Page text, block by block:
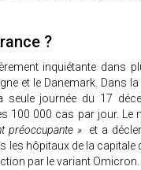
?
inquiétante dans
et le Danemark. Dans
seule journée du 17
100 000 cas par jour. Le
préoccupante » et a
les hôpitaux de la
par le variant Omicron.